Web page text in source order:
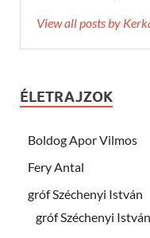
View all posts by
ÉLETRAJZOK
Boldog Apor Vilmos
Fery Antal
gróf Széchenyi István
gróf Széchenyi